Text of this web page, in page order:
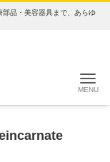
品・美容器具まで、あらゆ
ナ